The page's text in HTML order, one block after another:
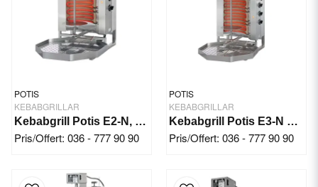
POTIS
KEBABGRILLAR
Kebabgrill Potis E2-N, 30 kg
Pris/Offert: 036 - 777 90 90
POTIS
KEBABGRILLAR
Kebabgrill Potis E3-N 7,8 kW
Pris/Offert: 036 - 777 90 90